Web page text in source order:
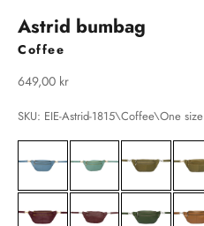
Astrid bumbag
Coffee
Salgspris
649,00 kr
SKU: EIE-Astrid-1815\Coffee\One size